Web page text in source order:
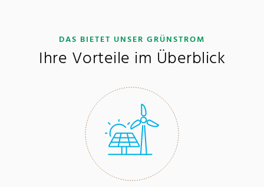
DAS BIETET UNSER GRÜNSTROM
Ihre Vorteile im Überblick